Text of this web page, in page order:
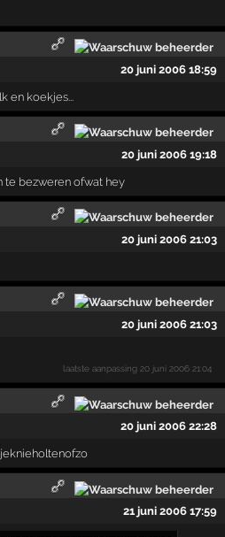
20 juni 2006 18:59
en koekjes...
20 juni 2006 19:18
te bezweren ofwat hey
20 juni 2006 21:03
20 juni 2006 21:03
laatste aanpassing 20 juni 2006 21:04
20 juni 2006 22:28
21 juni 2006 17:59